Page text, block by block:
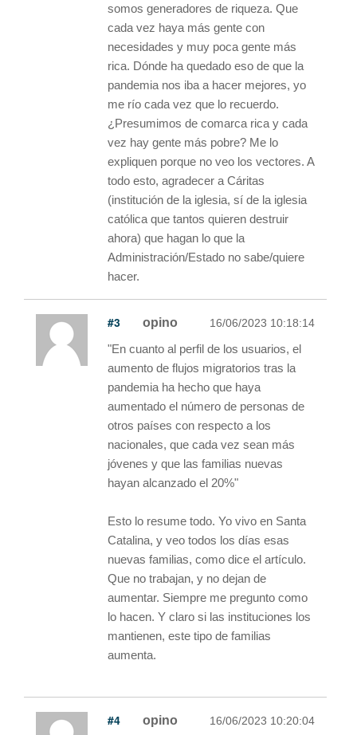
somos generadores de riqueza. Que
cada vez haya más gente con
necesidades y muy poca gente más
rica. Dónde ha quedado eso de que la
pandemia nos iba a hacer mejores, yo
me río cada vez que lo recuerdo.
¿Presumimos de comarca rica y cada
vez hay gente más pobre? Me lo
expliquen porque no veo los vectores. A
todo esto, agradecer a Cáritas
(institución de la iglesia, sí de la iglesia
católica que tantos quieren destruir
ahora) que hagan lo que la
Administración/Estado no sabe/quiere
hacer.
#3 opino 16/06/2023 10:18:14
"En cuanto al perfil de los usuarios, el
aumento de flujos migratorios tras la
pandemia ha hecho que haya
aumentado el número de personas de
otros países con respecto a los
nacionales, que cada vez sean más
jóvenes y que las familias nuevas
hayan alcanzado el 20%"
Esto lo resume todo. Yo vivo en Santa
Catalina, y veo todos los días esas
nuevas familias, como dice el artículo.
Que no trabajan, y no dejan de
aumentar. Siempre me pregunto como
lo hacen. Y claro si las instituciones los
mantienen, este tipo de familias
aumenta.
#4 opino 16/06/2023 10:20:04